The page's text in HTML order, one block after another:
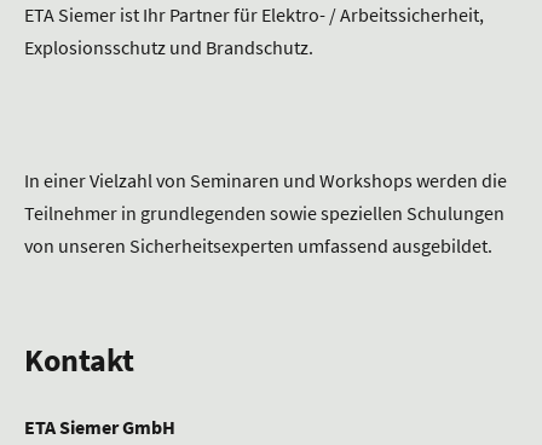
ETA Siemer ist Ihr Partner für Elektro- / Arbeitssicherheit,
Explosionsschutz und Brandschutz.
In einer Vielzahl von Seminaren und Workshops werden die
Teilnehmer in grundlegenden sowie speziellen Schulungen
von unseren Sicherheitsexperten umfassend ausgebildet.
Kontakt
ETA Siemer GmbH